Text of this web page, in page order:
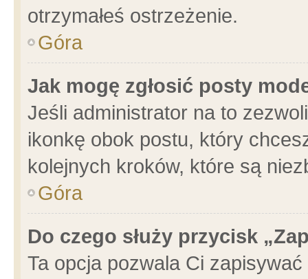
otrzymałeś ostrzeżenie.
Góra
Jak mogę zgłosić posty
Jeśli administrator na to
ikonkę obok postu, który
kolejnych kroków, które są
Góra
Do czego służy przycisk
Ta opcja pozwala Ci